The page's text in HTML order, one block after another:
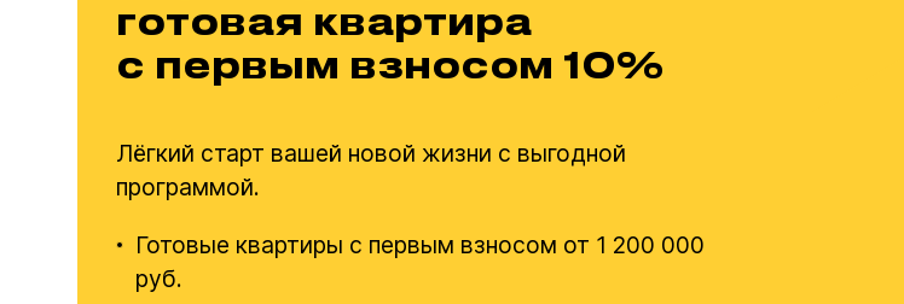
готовая квартира
с первым взносом 10%
Лёгкий старт вашей новой жизни с выгодной
программой.
Готовые квартиры с первым взносом от 1 200 000
руб.